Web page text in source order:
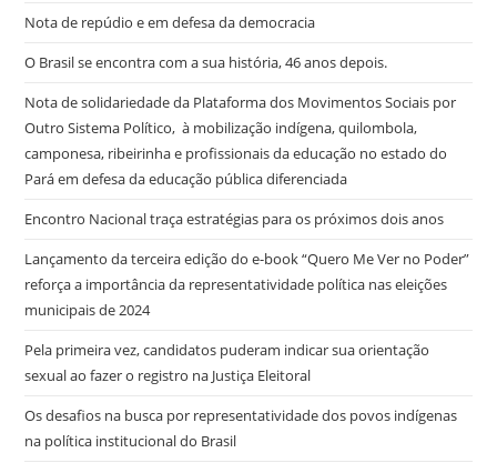
Nota de repúdio e em defesa da democracia
O Brasil se encontra com a sua história, 46 anos depois.
Nota de solidariedade da Plataforma dos Movimentos Sociais por
Outro Sistema Político, à mobilização indígena, quilombola,
camponesa, ribeirinha e profissionais da educação no estado do
Pará em defesa da educação pública diferenciada
Encontro Nacional traça estratégias para os próximos dois anos
Lançamento da terceira edição do e-book “Quero Me Ver no Poder”
reforça a importância da representatividade política nas eleições
municipais de 2024
Pela primeira vez, candidatos puderam indicar sua orientação
sexual ao fazer o registro na Justiça Eleitoral
Os desafios na busca por representatividade dos povos indígenas
na política institucional do Brasil